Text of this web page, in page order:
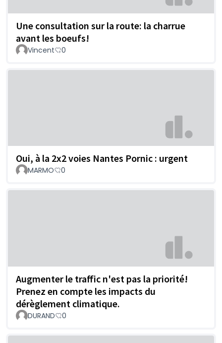
Une consultation sur la route: la charrue
avant les boeufs!
Vincent 0
Oui, à la 2x2 voies Nantes Pornic : urgent
MARMO 0
Augmenter le traffic n'est pas la priorité!
Prenez en compte les impacts du
dérèglement climatique.
DURAND 0